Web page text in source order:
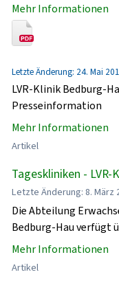
Mehr Informationen
Letzte Änderung: 24. Mai
LVR-Klinik Bedburg-
Presseinformation
Mehr Informationen
Artikel
Tageskliniken -
Letzte Änderung: 8. März
Die Abteilung
Bedburg-Hau verfügt
Mehr Informationen
Artikel